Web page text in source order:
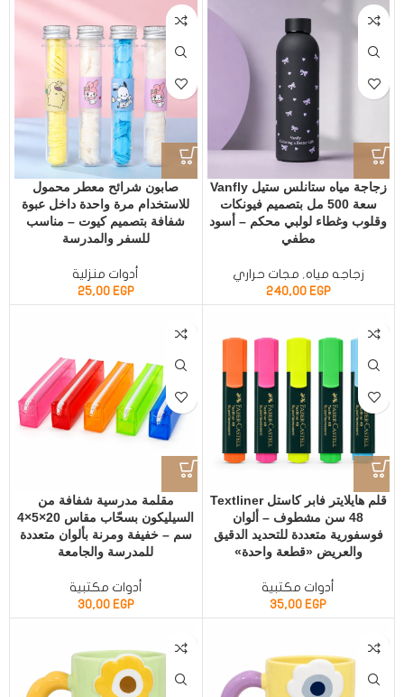
زجاجة مياه ستانلس ستيل Vanfly
سعة 500 مل بتصميم فيونكات
وقلوب وغطاء لولبي محكم – أسود
مطفي
زجاجه مياه , مجات حراري
240,00 EGP
صابون شرائح معطر محمول
للاستخدام مرة واحدة داخل عبوة
شفافة بتصميم كيوت – مناسب
للسفر والمدرسة
أدوات منزلية
25,00 EGP
قلم هايلايتر فابر كاستل Textliner
48 سن مشطوف – ألوان
فوسفورية متعددة للتحديد الدقيق
والعريض «قطعة واحدة»
أدوات مكتبية
35,00EGP
مقلمة مدرسية شفافة من
السيليكون بسحّاب مقاس 20×5×4
سم – خفيفة ومرنة بألوان متعددة
للمدرسة والجامعة
أدوات مكتبية
30,00 EGP